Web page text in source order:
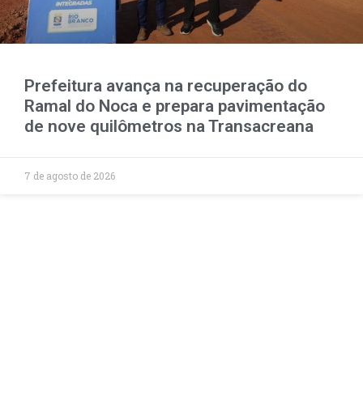
Prefeitura avança na recuperação do
Ramal do Noca e prepara pavimentação
de nove quilômetros na Transacreana
7 de agosto de 2026